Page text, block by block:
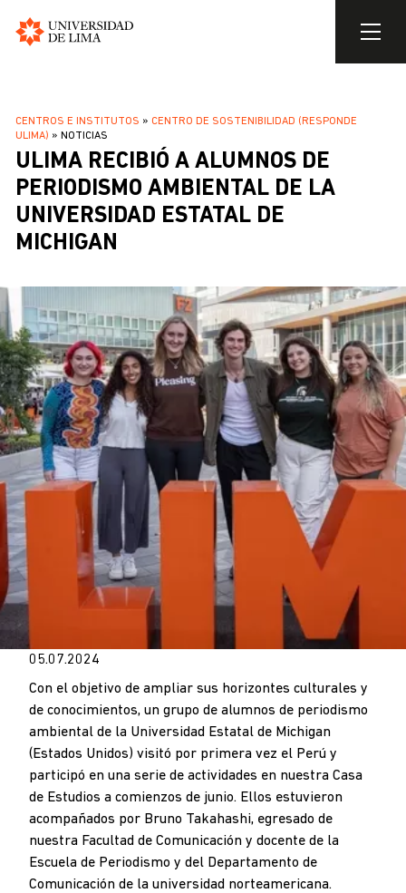
contenido
SOBRESCRIBIR
ENLACES
DE
AYUDA
A
LA
CENTROS E INSTITUTOS
CENTRO DE SOSTENIBILIDAD (RESPONDE
ULIMA)
NOTICIAS
ULIMA RECIBIÓ A ALUMNOS DE
PERIODISMO AMBIENTAL DE LA
UNIVERSIDAD ESTATAL DE
MICHIGAN
05.07.2024
Con el objetivo de ampliar sus horizontes culturales y
de conocimientos, un grupo de alumnos de periodismo
ambiental de la Universidad Estatal de Michigan
(Estados Unidos) visitó por primera vez el Perú y
participó en una serie de actividades en nuestra Casa
de Estudios a comienzos de junio. Ellos estuvieron
acompañados por Bruno Takahashi, egresado de
nuestra Facultad de Comunicación y docente de la
Escuela de Periodismo y del Departamento de
Comunicación de la universidad norteamericana.